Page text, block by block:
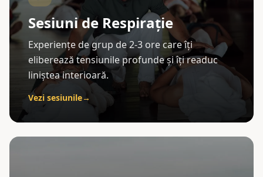
Sesiuni de Respirație
Experiențe de grup de 2-3 ore care îți
eliberează tensiunile profunde și îți readuc
liniștea interioară.
Vezi sesiunile→